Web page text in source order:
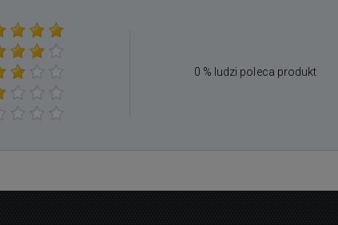
0 % ludzi poleca produkt